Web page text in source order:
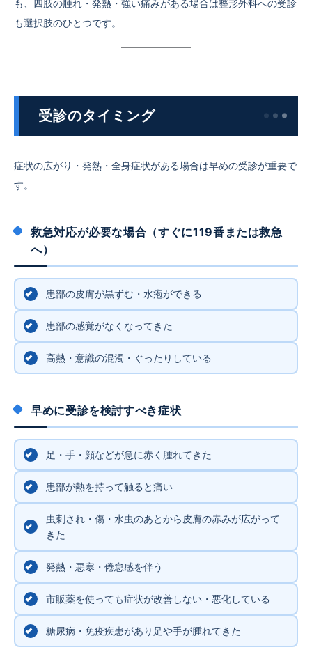
も、四肢の腫れ・発熱・強い痛みがある場合は整形外科への受診
も選択肢のひとつです。
受診のタイミング
症状の広がり・発熱・全身症状がある場合は早めの受診が重要で
す。
救急対応が必要な場合（すぐに119番または救急
へ）
患部の皮膚が黒ずむ・水疱ができる
患部の感覚がなくなってきた
高熱・意識の混濁・ぐったりしている
早めに受診を検討すべき症状
足・手・顔などが急に赤く腫れてきた
患部が熱を持って触ると痛い
虫刺され・傷・水虫のあとから皮膚の赤みが広がって
きた
発熱・悪寒・倦怠感を伴う
市販薬を使っても症状が改善しない・悪化している
糖尿病・免疫疾患があり足や手が腫れてきた